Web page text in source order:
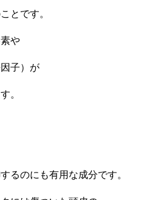
とです。
や
子）が
。
るのにも有用な成分です。